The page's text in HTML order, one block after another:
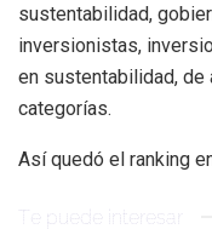
sustentabilidad,
inversionistas,
en sustentabilidad,
categorías.
Así quedó el ranking
Te puede interesar